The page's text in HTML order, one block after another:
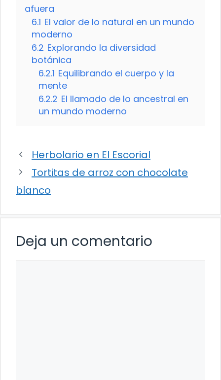
afuera
6.1 El valor de lo natural en un mundo
moderno
6.2 Explorando la diversidad
botánica
6.2.1 Equilibrando el cuerpo y la
mente
6.2.2 El llamado de lo ancestral en
un mundo moderno
Herbolario en El Escorial
Tortitas de arroz con chocolate
blanco
Deja un comentario